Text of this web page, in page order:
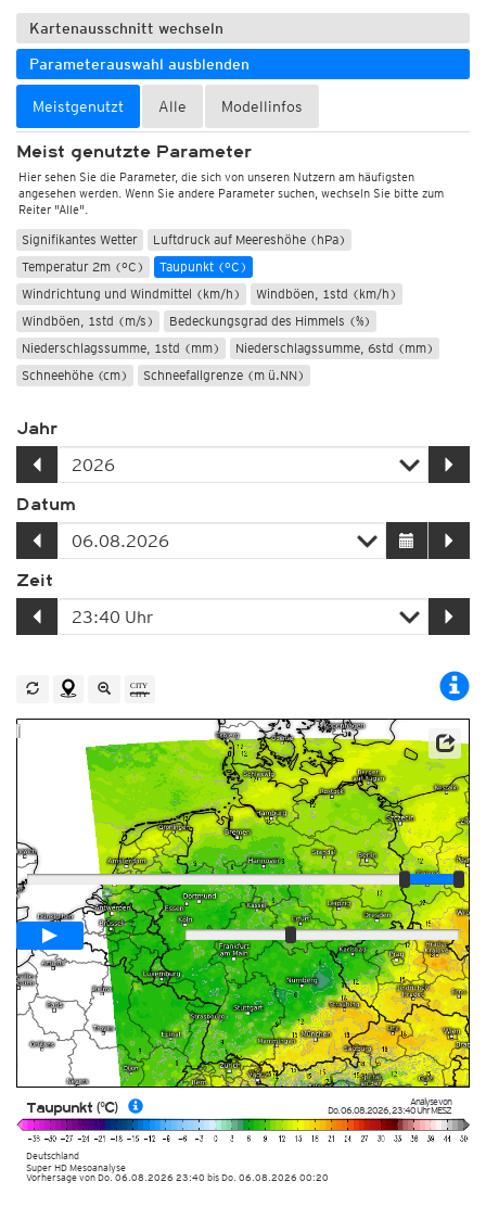
Kartenausschnitt wechseln
Parameterauswahl ausblenden
Meistgenutzt Alle Modellinfos
Meist genutzte Parameter
Hier sehen Sie die Parameter, die sich von unseren Nutzern am häufigsten
angesehen werden. Wenn Sie andere Parameter suchen, wechseln Sie bitte zum
Reiter "Alle".
Signifikantes Wetter
Luftdruck auf Meereshöhe (hPa)
Temperatur 2m (°C)
Taupunkt (°C)
Windrichtung und Windmittel (km/h)
Windböen, 1std (km/h)
Windböen, 1std (m/s)
Bedeckungsgrad des Himmels (%)
Niederschlagssumme, 1std (mm)
Niederschlagssumme, 6std (mm)
Schneehöhe (cm)
Schneefallgrenze (m ü.NN)
Jahr
Datum
Zeit
Analyse von
Do. 06.08.2026,23:40 UhrMESZ
Deutschland
Super HD Mesoanalyse
Taupunkt (°C)
Vorhersage von Do. 06.08.2026 23:40 bis Do. 06.08.2026 00:20
Player
Animationsspanne02:00h
Schnell
Langsam